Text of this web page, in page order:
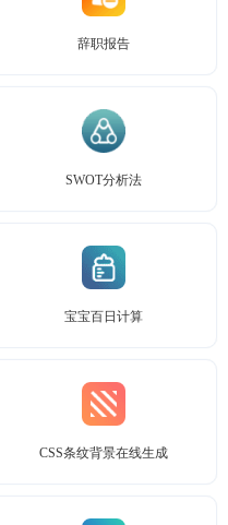
辞职报告
SWOT分析法
宝宝百日计算
CSS条纹背景在线生成